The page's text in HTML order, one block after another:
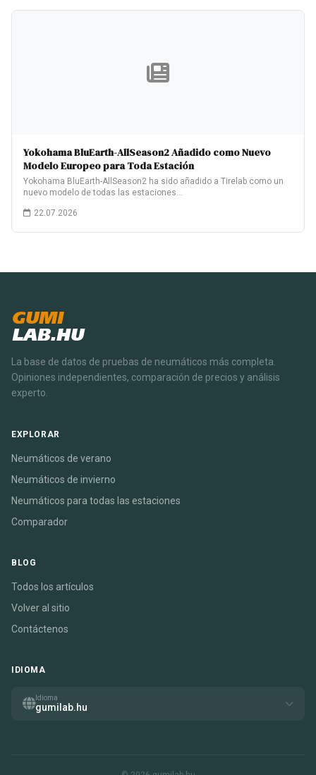
Yokohama BluEarth-AllSeason2 Añadido como Nuevo
Modelo Europeo para Toda Estación
Yokohama BluEarth-AllSeason2 ha sido añadido a Tirelab como un
nuevo modelo de todas las estaciones…
22.07.2026
GUMI
LAB.HU
La base de datos de pruebas de neumáticos más completa.
Opiniones independientes, comparación de precios y análisis
experto.
EXPLORAR
Neumáticos de verano
Neumáticos de invierno
Neumáticos para todas las estaciones
Comparador
BLOG
Todos los artículos
Volver al sitio
Contáctenos
IDIOMA
Idioma
gumilab.hu